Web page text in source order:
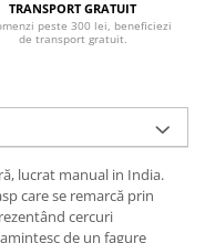
TRANSPORT GRATUIT
peste 300 lei, beneficiezi
de transport gratuit.
lucrat manual in India.
care se remarcă prin
cercuri
de un fagure